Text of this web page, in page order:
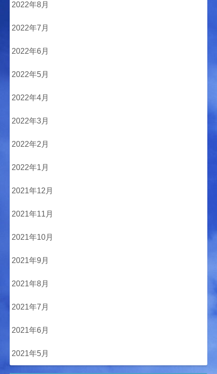
2022年8月
2022年7月
2022年6月
2022年5月
2022年4月
2022年3月
2022年2月
2022年1月
2021年12月
2021年11月
2021年10月
2021年9月
2021年8月
2021年7月
2021年6月
2021年5月